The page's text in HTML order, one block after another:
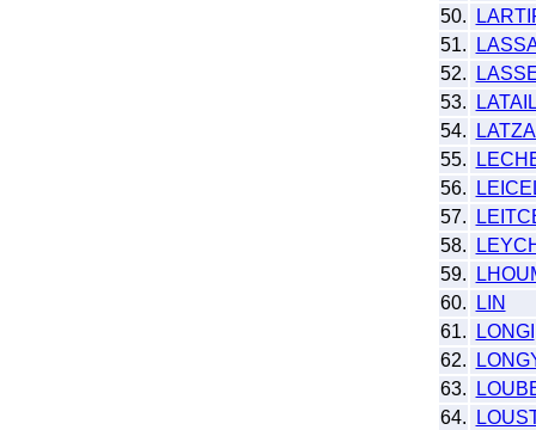
50.
51.
52.
53.
54.
55.
56.
57.
58.
59.
60.
LIN
61.
LONGI
62.
63.
64.